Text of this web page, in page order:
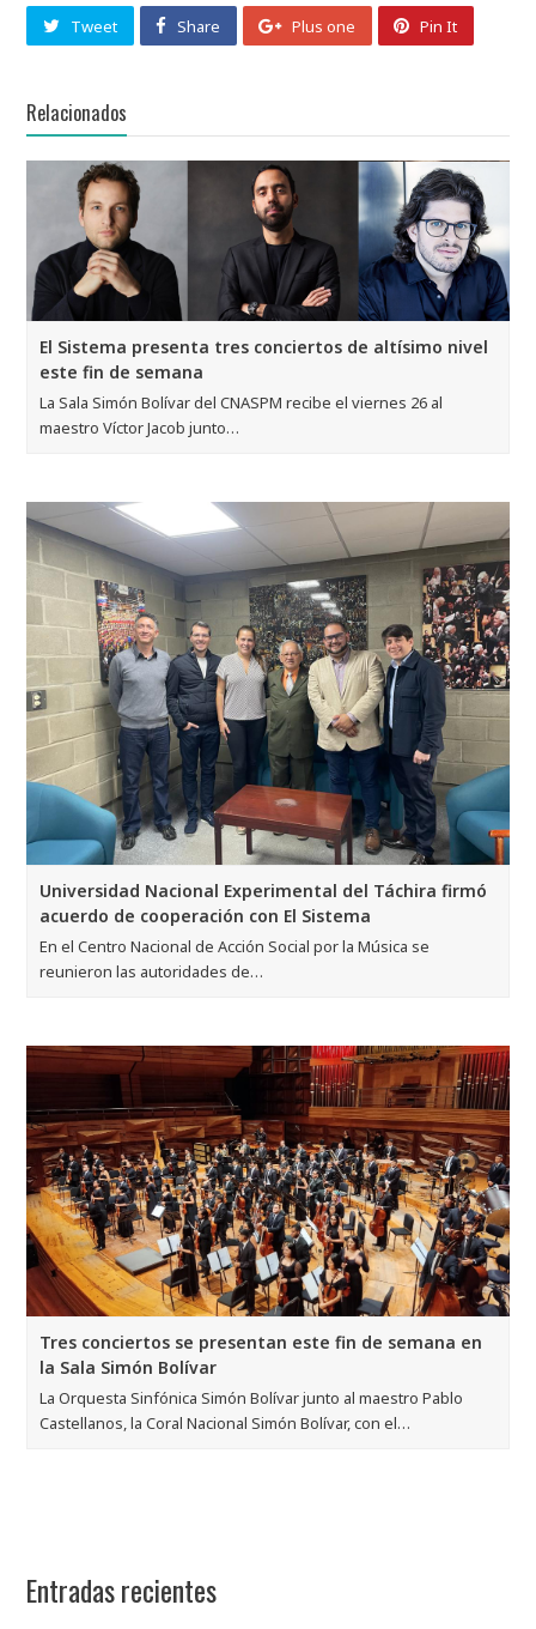
Tweet Share Plus one Pin It
Relacionados
El Sistema presenta tres conciertos de altísimo nivel
este fin de semana
La Sala Simón Bolívar del CNASPM recibe el viernes 26 al
maestro Víctor Jacob junto…
Universidad Nacional Experimental del Táchira firmó
acuerdo de cooperación con El Sistema
En el Centro Nacional de Acción Social por la Música se
reunieron las autoridades de…
Tres conciertos se presentan este fin de semana en
la Sala Simón Bolívar
La Orquesta Sinfónica Simón Bolívar junto al maestro Pablo
Castellanos, la Coral Nacional Simón Bolívar, con el…
Entradas recientes